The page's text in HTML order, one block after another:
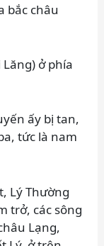
bắc châu
ở phía
ấy bị tan,
tức là nam
Lý Thường
trở, các sông
Lạng,